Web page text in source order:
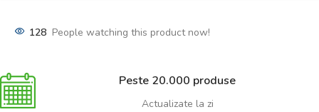
128 People watching this product now!
Peste 20.000 produse
Actualizate la zi